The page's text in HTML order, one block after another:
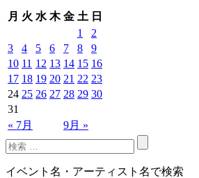
月 火 水 木 金 土 日
« 7月 9月 »
1
2
3
4 5 6 7 8
9
10 11 12 13 14 15 16
17 18 19 20 21 22 23
24 25 26 27 28 29 30
31
イベント名・アーティスト名で検索